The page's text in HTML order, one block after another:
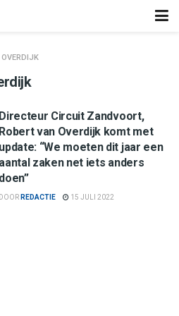
OVERDIJK
Directeur Circuit Zandvoort,
Robert van Overdijk komt met
update: “We moeten dit jaar een
aantal zaken net iets anders
doen”
DOOR REDACTIE 15 JULI 2022